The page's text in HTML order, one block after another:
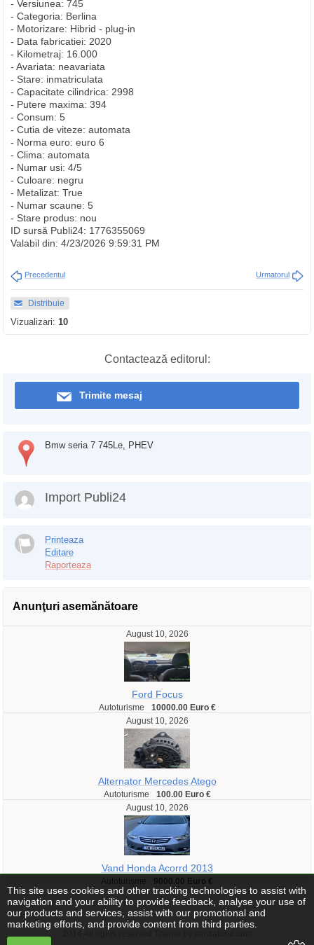
- Versiunea: 745
- Categoria: Berlina
- Motorizare: Hibrid - plug-in
- Data fabricatiei: 2020
- Kilometraj: 16.000
- Avariata: neavariata
- Stare: inmatriculata
- Capacitate cilindrica: 2998
- Putere maxima: 394
- Consum: 5
- Cutia de viteze: automata
- Norma euro: euro 6
- Clima: automata
- Numar usi: 4/5
- Culoare: negru
- Metalizat: True
- Numar scaune: 5
- Stare produs: nou
ID sursă Publi24: 1776355069
Valabil din: 4/23/2026 9:59:31 PM
Precedentul Urmatorul
Distribuie
Vizualizari: 10
Contactează editorul:
Trimite mesaj
Bmw seria 7 745Le, PHEV
Import Publi24
Printeaza
Editare
Raporteaza
Anunţuri asemănătoare
August 10, 2026
Ford Focus
Autoturisme
10000.00 Euro €
August 10, 2026
Alternator Mercedes Atego
Autoturisme
100.00 Euro €
August 10, 2026
Vand Honda Acorrd 2013
Autoturisme 9000.00 Euro €
This site uses cookies and other tracking technologies to assist with
navigation and your ability to provide feedback, analyse your use of
our products and services, assist with our promotional and
marketing efforts, and provide content from third parties.